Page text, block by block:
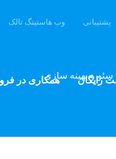
همکاری در رایگان
وب هاستینگ تالک پشتیبانی
و بهینه سازی